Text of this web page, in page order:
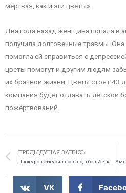
мёртвая, как и эти цветы».
Два года назад женщина попала в
получила долговечные травмы. Она
помогла ей справиться с
цветы помогут и другим людям
их брачной жизни. Цветы стоят 43
компания будет отдавать детской
пожертвований.
ПРЕДЫДУЩАЯ ЗАПИСЬ
Прокурор откусил ноздрю, в борьбе за место в туалете
VK